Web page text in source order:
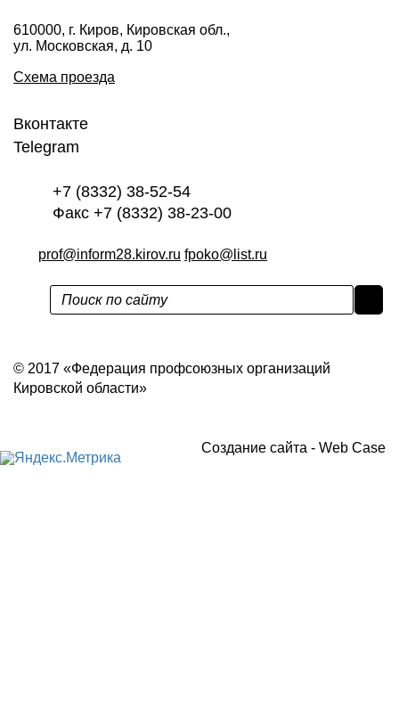
610000, г. Киров, Кировская обл.,
ул. Московская, д. 10
Схема проезда
Вконтакте
Telegram
+7 (8332) 38-52-54
Факс +7 (8332) 38-23-00
prof@inform28.kirov.ru fpoko@list.ru
© 2017 «Федерация профсоюзных организаций
Кировской области»
Создание сайта - Web Case